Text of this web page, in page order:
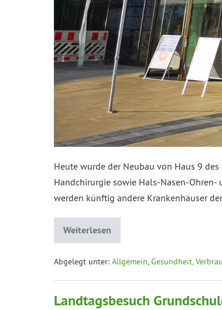
Heute wurde der Neubau von Haus 9
Handchirurgie sowie Hals-Nasen-Ohren-
werden künftig andere Krankenhäuser
Weiterlesen
Abgelegt unter: Allgemein,Gesundheit,
Landtagsbesuch